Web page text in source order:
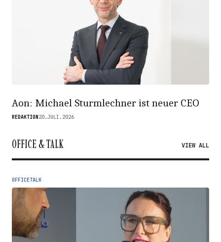
Aon: Michael Sturmlechner ist neuer CEO
REDAKTION 20.JULI.2026
OFFICE & TALK VIEW ALL
OFFICETALK